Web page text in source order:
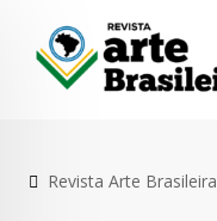
content
Revista Arte Brasileira